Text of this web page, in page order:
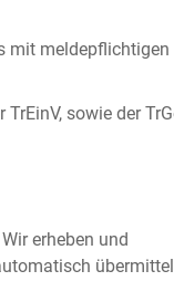
mit meldepflichtigen
sowie der
erheben und